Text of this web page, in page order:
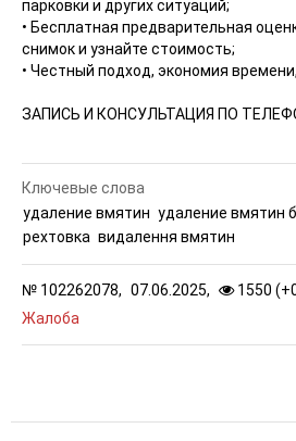
парковки и других ситуаций;
• Бесплатная предварительная
снимок и узнайте стоимость;
• Честный подход, экономия
ЗАПИСЬ И КОНСУЛЬТАЦИЯ ПО
№ 102262078, 07.06.2025, 1550 (+
Жалоба
Ключевые слова
удаление вмятин удаление вмятин
рехтовка видалення вмятин